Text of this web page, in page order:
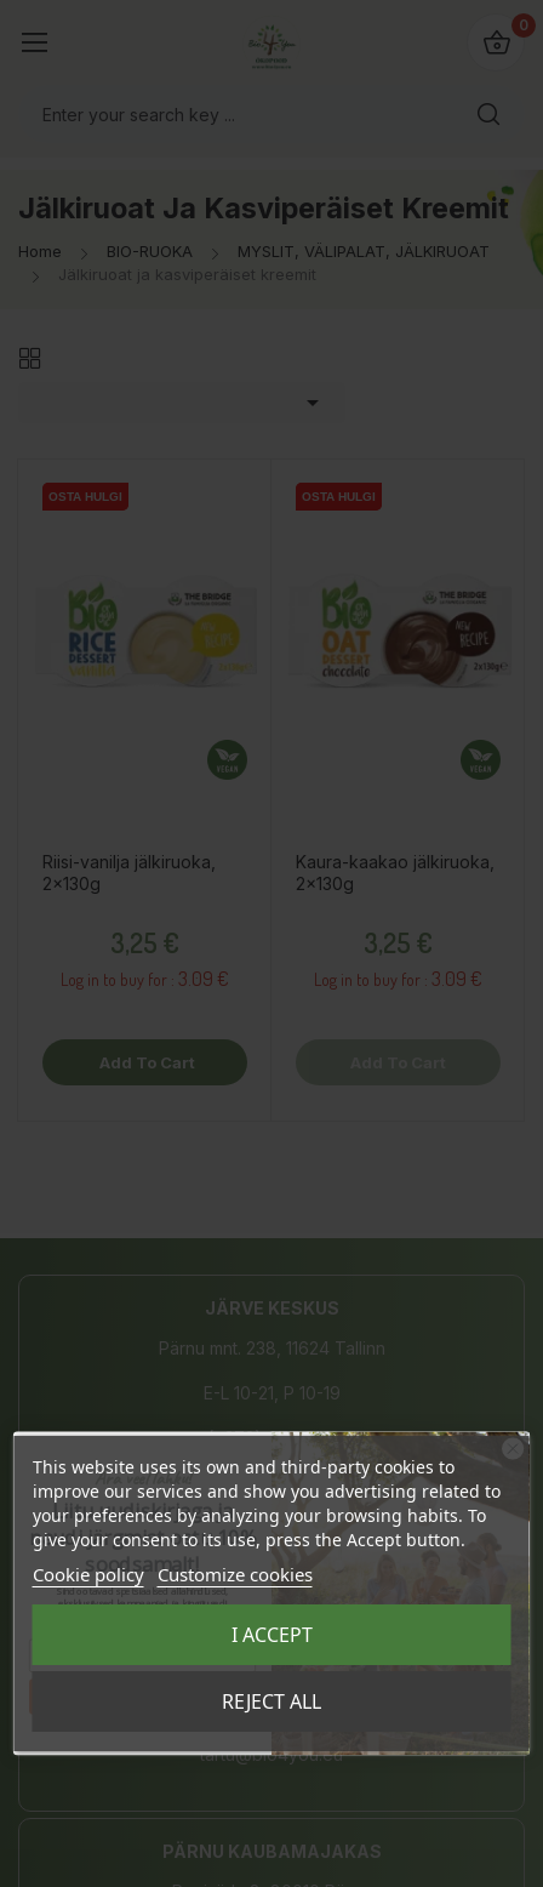
0
Jälkiruoat Ja Kasviperäiset Kreemit
Home BIO-RUOKA
MYSLIT, VÄLIPALAT, JÄLKIRUOAT
Jälkiruoat ja kasviperäiset kreemit

OSTA HULGI
OSTA HULGI
Riisi-vanilja jälkiruoka,
2x130g
3,25 €
Log in to buy for : 3.09 €
Add To Cart
OSTA HULGI
OSTA HULGI
Kaura-kaakao jälkiruoka,
2x130g
3,25 €
Log in to buy for : 3.09 €
JÄRVE KESKUS
Pärnu mnt. 238, 11624 Tallinn
E-L 10-21, P 10-19
(+372) 677 8211
info@bio4you.eu
TARTU KVARTAL
E-L 10-21, P 10-19
(+372) 680 7787
tartu@bio4you.eu
PÄRNU KAUBAMAJAKAS
This website uses its own and third-party cookies to
improve our services and show you advertising related to
your preferences by analyzing your browsing habits. To
give your consent to its use, press the Accept button.
Cookie policy Customize cookies
REJECT ALL
I ACCEPT
Ära veel lahku!
Liitu uudiskirjaga ja
naudi järgmist ostu 10%
soodsamalt!
Sind ootavad spetsiaalsed allahindlused,
eksklusiivsed kampaaniad ja kingitused!